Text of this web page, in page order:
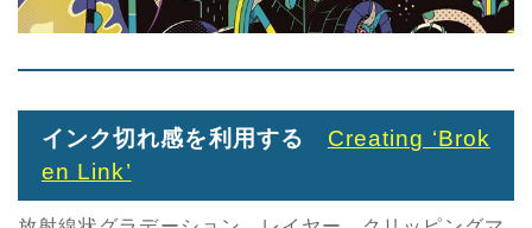
インク切れ感を利用する
Creating ‘Brok
en Link’